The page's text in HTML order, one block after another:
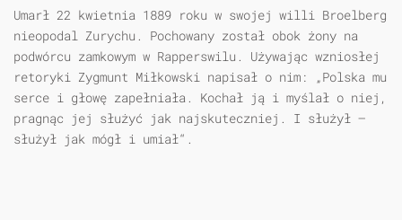
Umarł 22 kwietnia 1889 roku w swojej willi Broelberg
nieopodal Zurychu. Pochowany został obok żony na
podwórcu zamkowym w Rapperswilu. Używając wzniosłej
retoryki Zygmunt Miłkowski napisał o nim: „Polska mu
serce i głowę zapełniała. Kochał ją i myślał o niej,
pragnąc jej służyć jak najskuteczniej. I służył –
służył jak mógł i umiał“.